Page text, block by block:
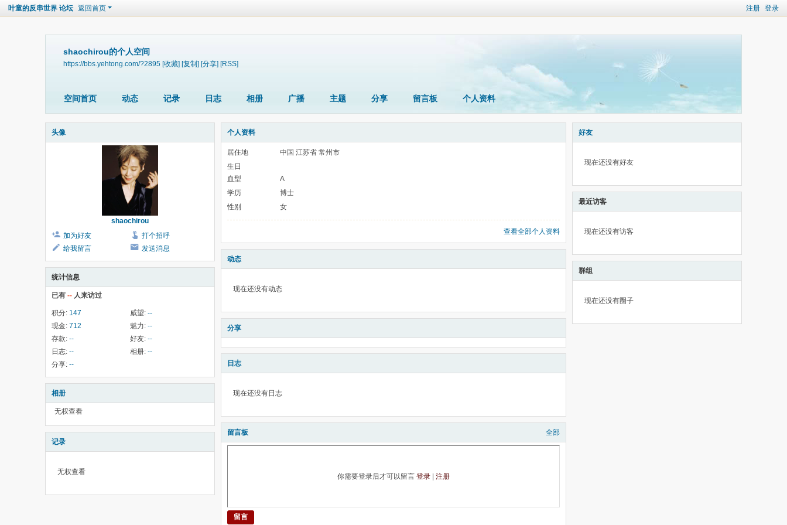
注册 登录
叶童的反串世界 论坛 返回首页
shaochirou的个人空间
https://bbs.yehtong.com/?2895 [收藏] [复制] [分享] [RSS]
空间首页 动态 记录 日志 相册 广播 主题 分享 留言板 个人资料
头像
shaochirou
加为好友
打个招呼
给我留言
发送消息
统计信息
已有 -- 人来访过
积分: 147 威望: --
现金: 712 魅力: --
存款: -- 好友: --
日志: -- 相册: --
分享: --
相册
无权查看
记录
无权查看
个人资料
居住地
中国 江苏省 常州市
生日
血型
A
学历
博士
性别
女
查看全部个人资料
动态
现在还没有动态
分享
日志
现在还没有日志
留言板 全部
你需要登录后才可以留言 登录 注册
留言
好友
现在还没有好友
最近访客
现在还没有访客
群组
现在还没有圈子